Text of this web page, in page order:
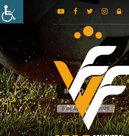
INICIO
8 de agosto de 2026